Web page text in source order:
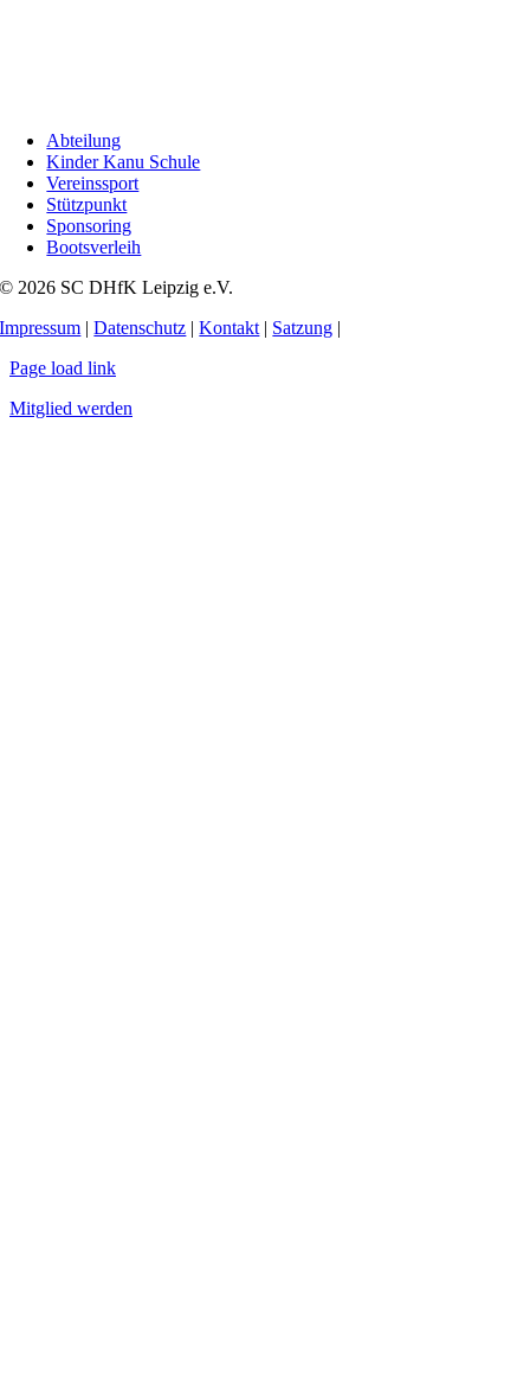
Abteilung
Kinder Kanu Schule
Vereinssport
Stützpunkt
Sponsoring
Bootsverleih
© 2026 SC DHfK Leipzig e.V.
Impressum |Datenschutz |Kontakt | Satzung |
Page load link
Mitglied werden